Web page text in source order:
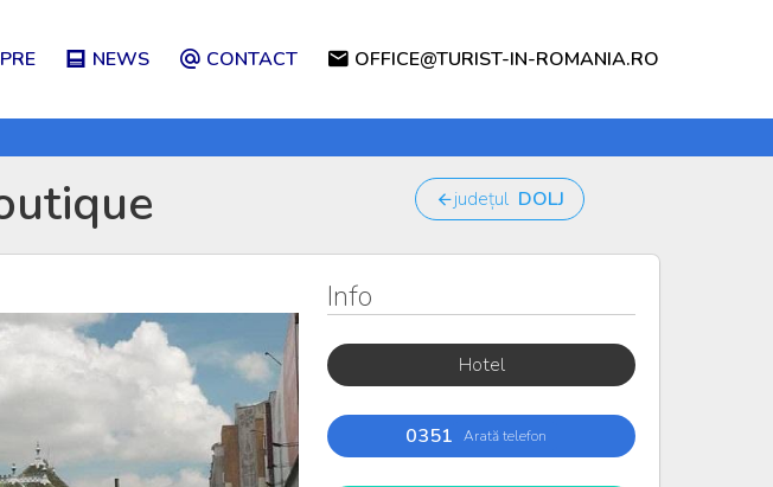
NEWS CONTACT OFFICE@TURIST-IN-ROMANIA.RO
județul DOLJ
Info
Hotel
0351 Arată telefon